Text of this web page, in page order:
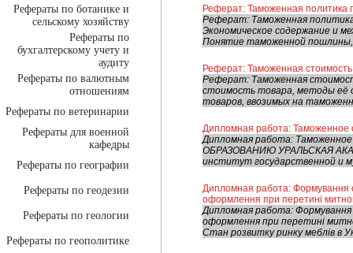
Рефераты по ботанике и
сельскому хозяйству
Рефераты по
бухгалтерскому учету и
аудиту
Рефераты по валютным
отношениям
Рефераты по ветеринарии
Рефераты для военной
кафедры
Рефераты по географии
Рефераты по геодезии
Рефераты по геологии
Рефераты по геополитике
Реферат: Таможенная политика
Реферат: Таможенная
Экономическое содержание и
Понятие таможенной пошлины,
Реферат: Таможенная
Реферат: Таможенная
стоимость товара, методы её
товаров, ввозимых на
Дипломная работа:
Дипломная работа:
ОБРАЗОВАНИЮ УРАЛЬСКАЯ
институт государственной и
Дипломная работа: Формування
оформлення при перетині
Дипломная работа:
оформлення при перетині
Стан розвитку ринку меблів в